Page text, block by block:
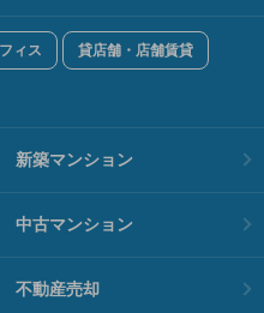
ィス 貸店舗・店舗賃貸
新築マンション
中古マンション
不動産売却